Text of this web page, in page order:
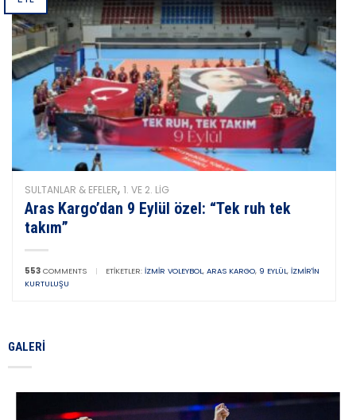
SULTANLAR & EFELER, 1. VE 2. LIG
Aras Kargo’dan 9 Eylül özel: “Tek ruh tek
takım”
553 COMMENTS | ETIKETLER: İZMIR VOLEYBOL, ARAS KARGO, 9 EYLÜL, İZMIR'IN
KURTULUŞU
GALERI